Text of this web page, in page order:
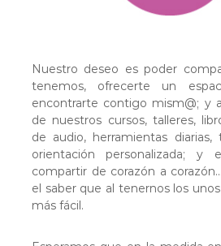
Nuestro deseo es poder
tenemos, ofrecerte un
encontrarte contigo mism@; y
de nuestros cursos, talleres,
de audio, herramientas diarias,
orientación personalizada; y
compartir de corazón a
el saber que al tenernos los
más fácil.